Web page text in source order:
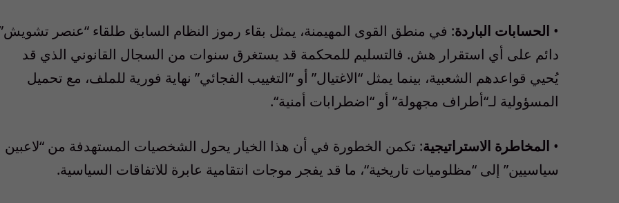
• الحسابات الباردة: في منطق القوى المهيمنة، يمثل بقاء رموز النظام السابق طلقاء “عنصر تشويش
دائم على أي استقرار هش. فالتسليم للمحكمة قد يستغرق سنوات من السجال القانوني الذي قد
يحيي قواعدهم الشعبية، بينما يمثل “الاغتيال” أو “التغييب الفجائي” نهاية فورية للملف، مع تحميل
المسؤولية لـ“أطراف مجهولة” أو “اضطرابات أمنية“.
• المخاطرة الاستراتيجية: تكمن الخطورة في أن هذا الخيار يحول الشخصيات المستهدفة من “لاعبين
سياسيين” إلى “مظلوميات تاريخية“، ما قد يفجر موجات انتقامية عابرة للاتفاقات السياسية.